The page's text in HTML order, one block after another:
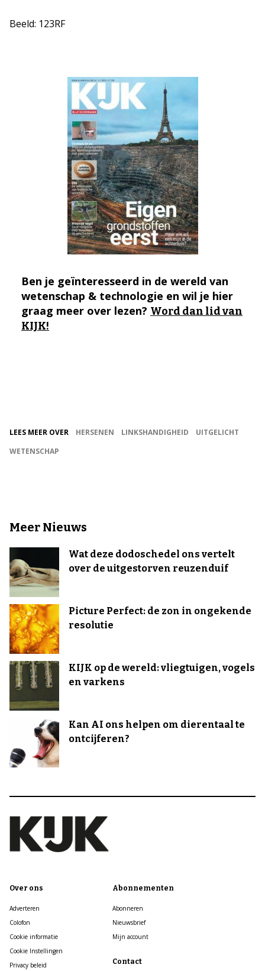
Beeld: 123RF
Ben je geïnteresseerd in de wereld van
wetenschap & technologie en wil je hier
graag meer over lezen? Word dan lid van
KIJK!
LEES MEER OVER HERSENEN LINKSHANDIGHEID
UITGELICHT
WETENSCHAP
Meer Nieuws
Wat deze dodoschedel ons vertelt
over de uitgestorven reuzenduif
Picture Perfect: de zon in ongekende
resolutie
KIJK op de wereld: vliegtuigen, vogels
en varkens
Kan AI ons helpen om dierentaal te
ontcijferen?
Over ons
Adverteren
Colofon
Cookie informatie
Cookie Instellingen
Privacy beleid
Abonnementen
Abonneren
Nieuwsbrief
Mijn account
Contact